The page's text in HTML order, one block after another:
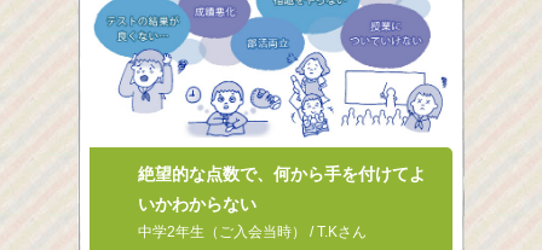
絶望的な点数で、何から手を付けてよ
いかわからない
中学2年生（ご入会当時） / T.Kさん